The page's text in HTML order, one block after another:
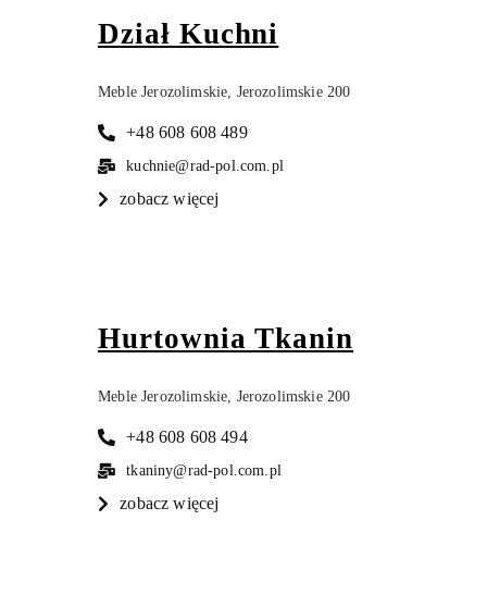
Dział Kuchni
Meble Jerozolimskie, Jerozolimskie 200
+48 608 608 489
kuchnie@rad-pol.com.pl
zobacz więcej
Hurtownia Tkanin
Meble Jerozolimskie, Jerozolimskie 200
+48 608 608 494
tkaniny@rad-pol.com.pl
zobacz więcej